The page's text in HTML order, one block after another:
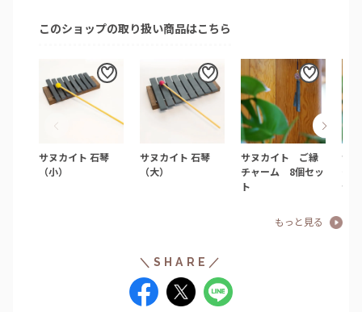
このショップの取り扱い商品はこちら
サヌカイト 石琴
（小）
サヌカイト 石琴
（大）
サヌカイト ご縁
チャーム 8個セッ
ト
サ
セ
もっと見る